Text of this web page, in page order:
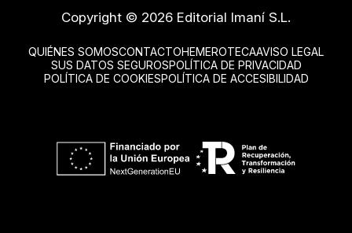
Copyright © 2026 Editorial Imaní S.L.
QUIÉNES SOMOSCONTACTOHEMEROTECAAVISO LEGAL
SUS DATOS SEGUROSPOLÍTICA DE PRIVACIDAD
POLÍTICA DE COOKIESPOLÍTICA DE ACCESIBILIDAD